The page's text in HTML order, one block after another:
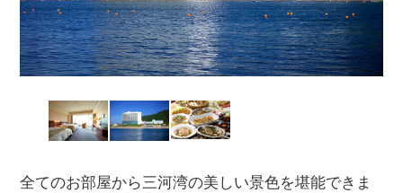
全てのお部屋から三河湾の美しい景色を堪能できま